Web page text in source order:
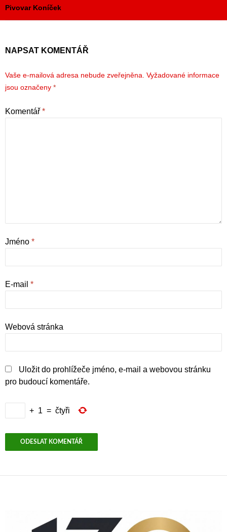
Pivovar Koníček
NAPSAT KOMENTÁŘ
Vaše e-mailová adresa nebude zveřejněna. Vyžadované informace
jsou označeny *
Komentář *
Jméno *
E-mail *
Webová stránka
Uložit do prohlížeče jméno, e-mail a webovou stránku
pro budoucí komentáře.
+ 1 = čtyři